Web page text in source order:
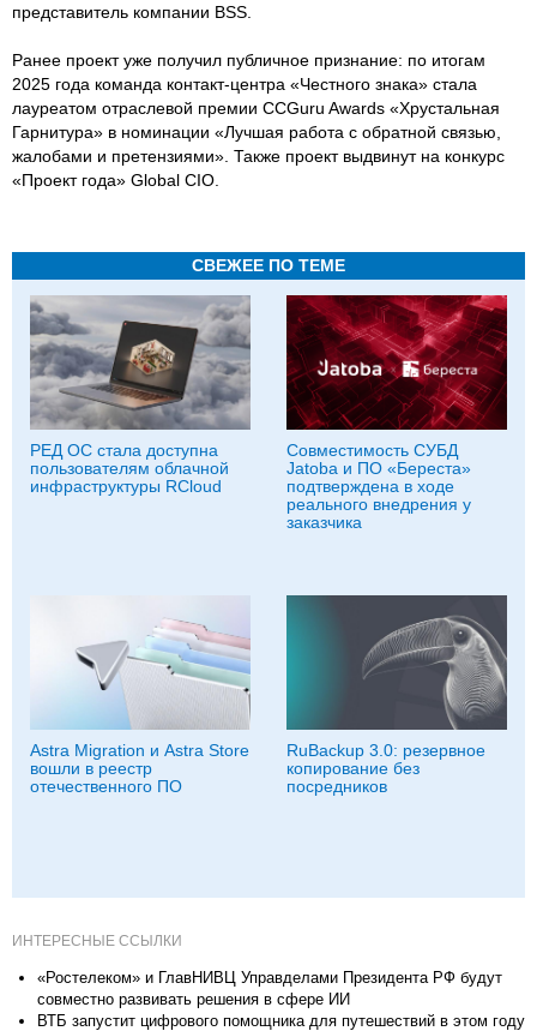
представитель компании BSS.
Ранее проект уже получил публичное признание: по итогам
2025 года команда контакт-центра «Честного знака» стала
лауреатом отраслевой премии CCGuru Awards «Хрустальная
Гарнитура» в номинации «Лучшая работа с обратной связью,
жалобами и претензиями». Также проект выдвинут на конкурс
«Проект года» Global CIO.
СВЕЖЕЕ ПО ТЕМЕ
РЕД ОС стала доступна
пользователям облачной
инфраструктуры RCloud
Совместимость СУБД
Jatoba и ПО «Береста»
подтверждена в ходе
реального внедрения у
заказчика
Astra Migration и Astra Store
вошли в реестр
отечественного ПО
RuBackup 3.0: резервное
копирование без
посредников
ИНТЕРЕСНЫЕ ССЫЛКИ
«Ростелеком» и ГлавНИВЦ Управделами Президента РФ будут
совместно развивать решения в сфере ИИ
ВТБ запустит цифрового помощника для путешествий в этом году